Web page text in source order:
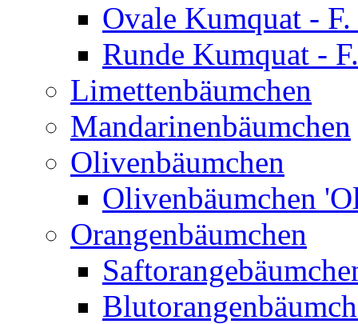
Ovale Kumquat -
Runde Kumquat -
Limettenbäumchen
Mandarinenbäumchen
Olivenbäumchen
Olivenbäumchen
Orangenbäumchen